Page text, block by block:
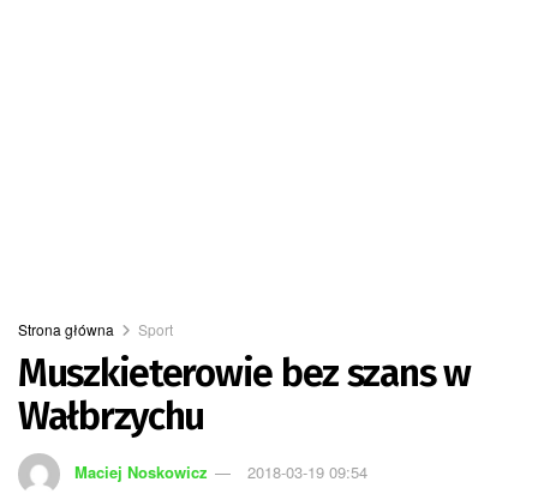
Strona główna Sport
Muszkieterowie bez szans w
Wałbrzychu
Maciej Noskowicz 2018-03-19 09:54